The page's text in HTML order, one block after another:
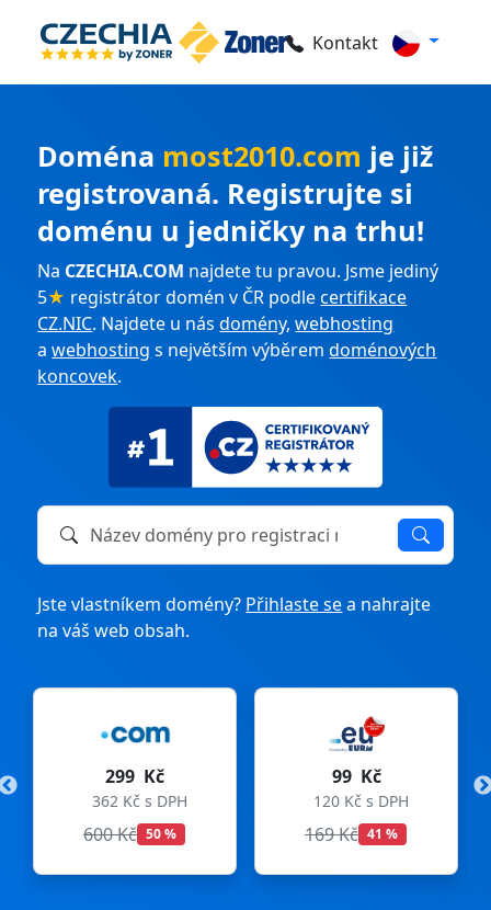
Kontakt
Doména most2010.com je již
registrovaná. Registrujte si
doménu u jedničky na trhu!
Na CZECHIA.COM najdete tu pravou. Jsme jediný
5★ registrátor domén v ČR podlecertifikace
CZ.NIC. Najdete u násdomény,webhosting
awebhosting s největším výběremdoménových
koncovek.
Název domény k registraci nebo převodu
Jste vlastníkem domény? Přihlaste sea nahrajte
na váš web obsah.
99 Kč
120 Kč s DPH
169 Kč
275 Kč
333 Kč s DPH
299 Kč